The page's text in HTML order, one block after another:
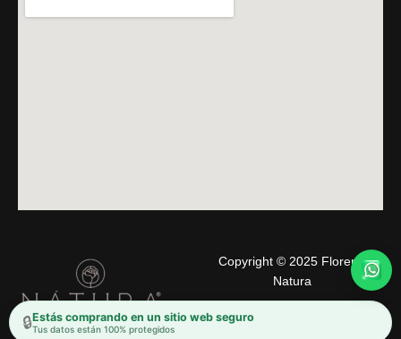
Copyright © 2025 Florería
Natura
🔒Estás comprando en un sitio web seguro
Tus datos están 100% protegidos